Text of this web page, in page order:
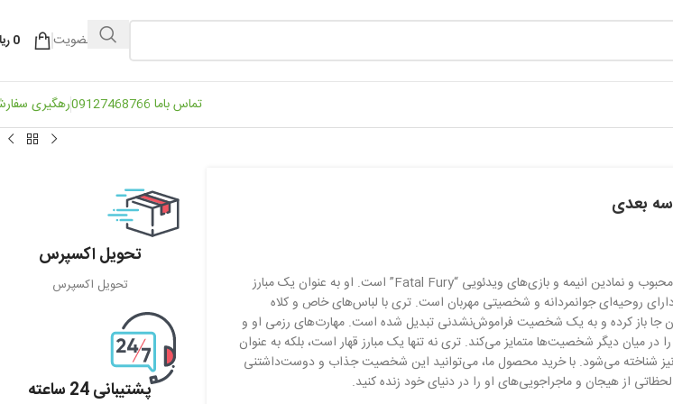
ورود / عضویت 0
تماس باما 09127468766
رهگیری
سه بعدی
تری باگارد، یکی از شخصیت‌های محبوب و نمادین انیمه و بازی‌های ویدئویی “Fatal Fury” است. او به عنوان یک مبارز
روحیه‌ای جوانمردانه و شخصیتی مهربان است. تری با لباس‌های خاص و کلاه
جا باز کرده و به یک شخصیت فراموش‌نشدنی تبدیل شده است. مهارت‌های رزمی او و
در میان دیگر شخصیت‌ها متمایز می‌کند. تری نه تنها یک مبارز قهار است، بلکه به عنوان
نیز شناخته می‌شود. با خرید محصول ما، می‌توانید این شخصیت جذاب و دوست‌داشتنی
از هیجان و ماجراجویی‌های او را در دنیای خود زنده کنید.
تحویل اکسپرس
تحویل اکسپرس
پشتیبانی 24 ساعته